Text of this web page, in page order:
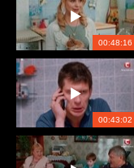
00:48:16
00:43:02